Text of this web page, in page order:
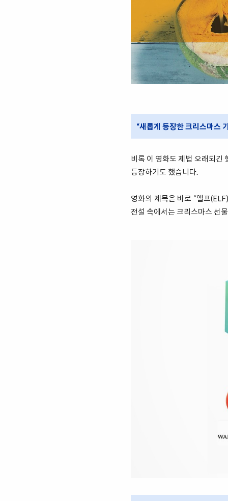
“새롭게 등장한 크리스마스
비록 이 영화도 제법 오래되긴
등장하기도 했습니다.
영화의 제목은 바로 “엘프
전설 속에서는 크리스마스 선